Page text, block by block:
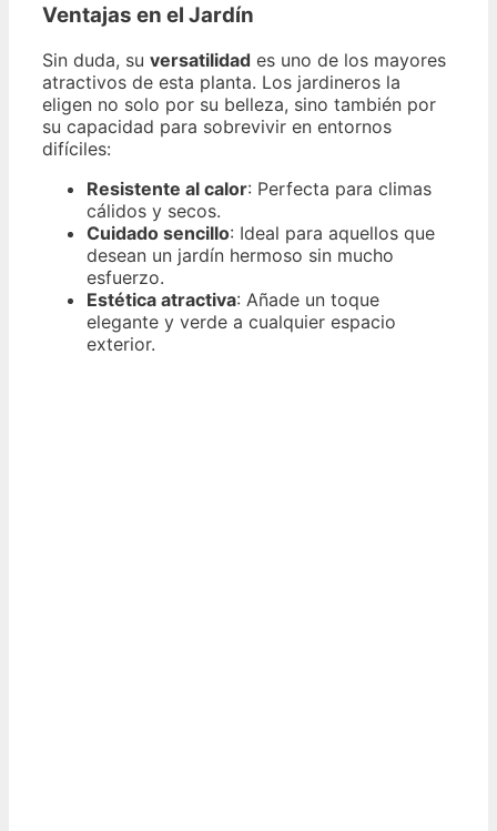
Ventajas en el Jardín
Sin duda, su versatilidad es uno de los mayores
atractivos de esta planta. Los jardineros la
eligen no solo por su belleza, sino también por
su capacidad para sobrevivir en entornos
difíciles:
Resistente al calor: Perfecta para climas
cálidos y secos.
Cuidado sencillo: Ideal para aquellos que
desean un jardín hermoso sin mucho
esfuerzo.
Estética atractiva: Añade un toque
elegante y verde a cualquier espacio
exterior.